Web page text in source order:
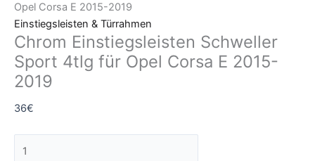
Opel Corsa E 2015-2019
Einstiegsleisten & Türrahmen
Chrom Einstiegsleisten Schweller
Sport 4tlg für Opel Corsa E 2015-
2019
36€